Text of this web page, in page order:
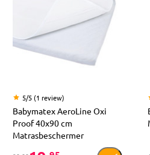
5/5 (1 review)
Babymatex AeroLine Oxi
Proof 40x90 cm
Matrasbeschermer